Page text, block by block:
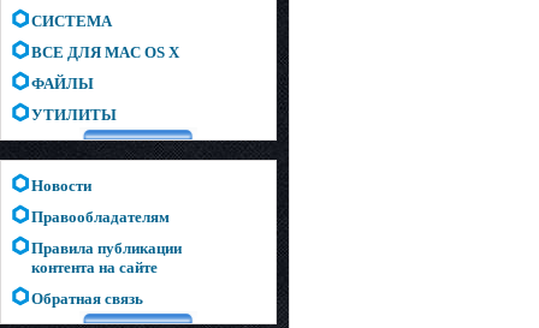
СИСТЕМА
ВСЕ ДЛЯ MAC OS X
ФАЙЛЫ
УТИЛИТЫ
Новости
Правообладателям
Правила публикации
контента на сайте
Обратная связь